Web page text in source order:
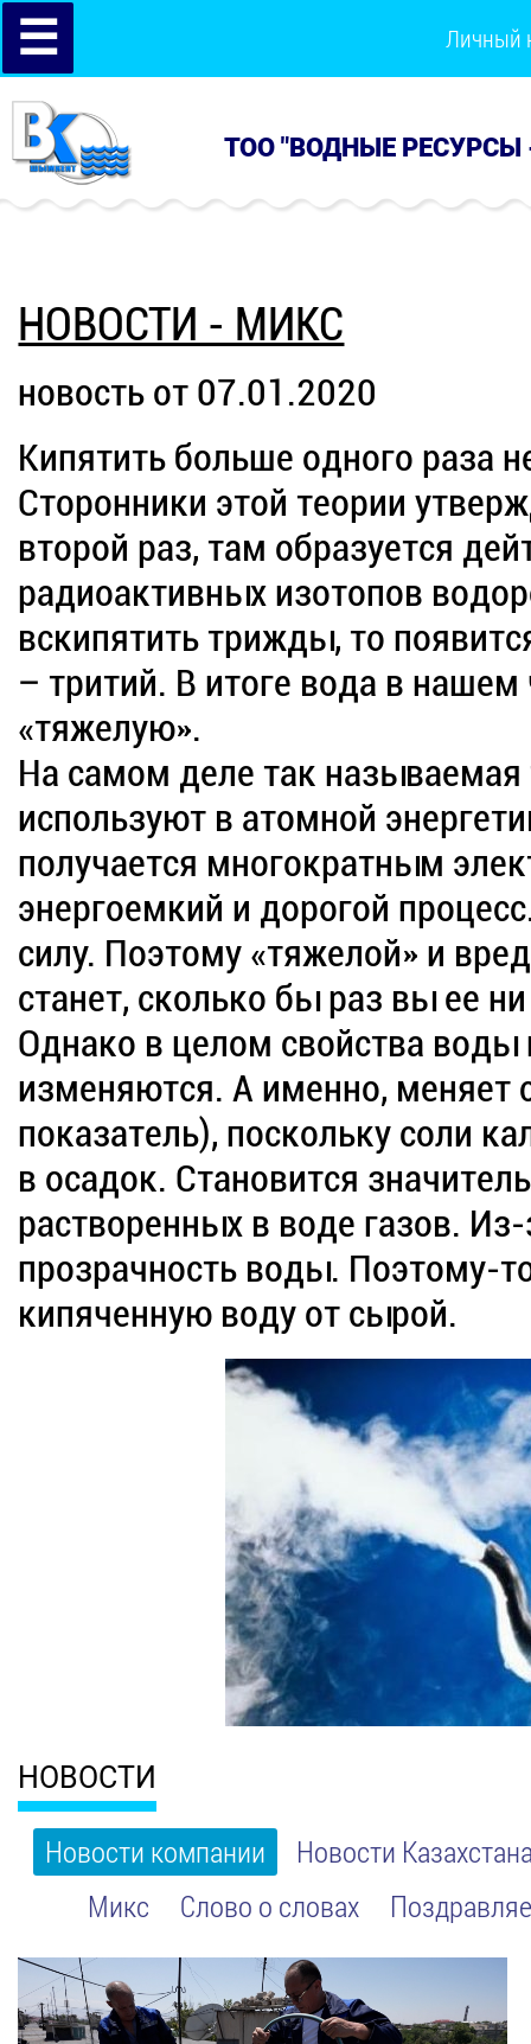
☰ Личный
ТОО "ВОДНЫЕ РЕСУРСЫ
НОВОСТИ - МИКС
новость от 07.01.2020
Кипятить больше одного раза
Сторонники этой теории
второй раз, там образуется
радиоактивных изотопов
вскипятить трижды, то
– тритий. В итоге вода в нашем
«тяжелую».
На самом деле так
используют в атомной
получается многократным
энергоемкий и дорогой
силу. Поэтому «тяжелой» и
станет, сколько бы раз вы ее
Однако в целом свойства воды
изменяются. А именно, меняет
показатель), поскольку соли
в осадок. Становится
растворенных в воде газов.
прозрачность воды. Поэтому-
кипяченную воду от сырой.
НОВОСТИ
Новости компании
Новости
Микс
Слово о словах